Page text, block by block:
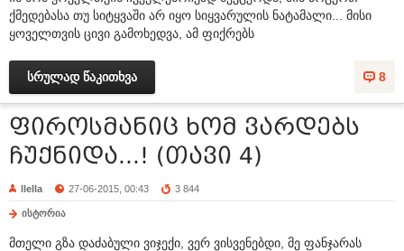
ქმედებასა თუ სიტყვაში არ იყო სიყვარულის ნატამალი... მისი
ყოველთვის ცივი გამოხედვა, ამ ფიქრებს
8
სრულად წაკითხვა
ფიროსმანიც ხომ ვარდებს
ჩუქნიდა...! (თავი 4)
llella 27-06-2015, 00:43 3 844
ისტორია
მთელი გზა დაძაბული ვიჯექი, ვერ ვისვენებდი, მე ფანჯარას